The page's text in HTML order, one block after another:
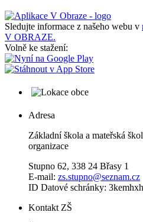
Sledujte informace z našeho webu v
V OBRAZE.
Volně ke stažení:
Adresa
Základní škola a mateřská
organizace
Stupno 62, 338 24 Břasy 1
E-mail: zs.stupno@seznam.cz
ID Datové schránky: 3kemhxh
Kontakt ZŠ